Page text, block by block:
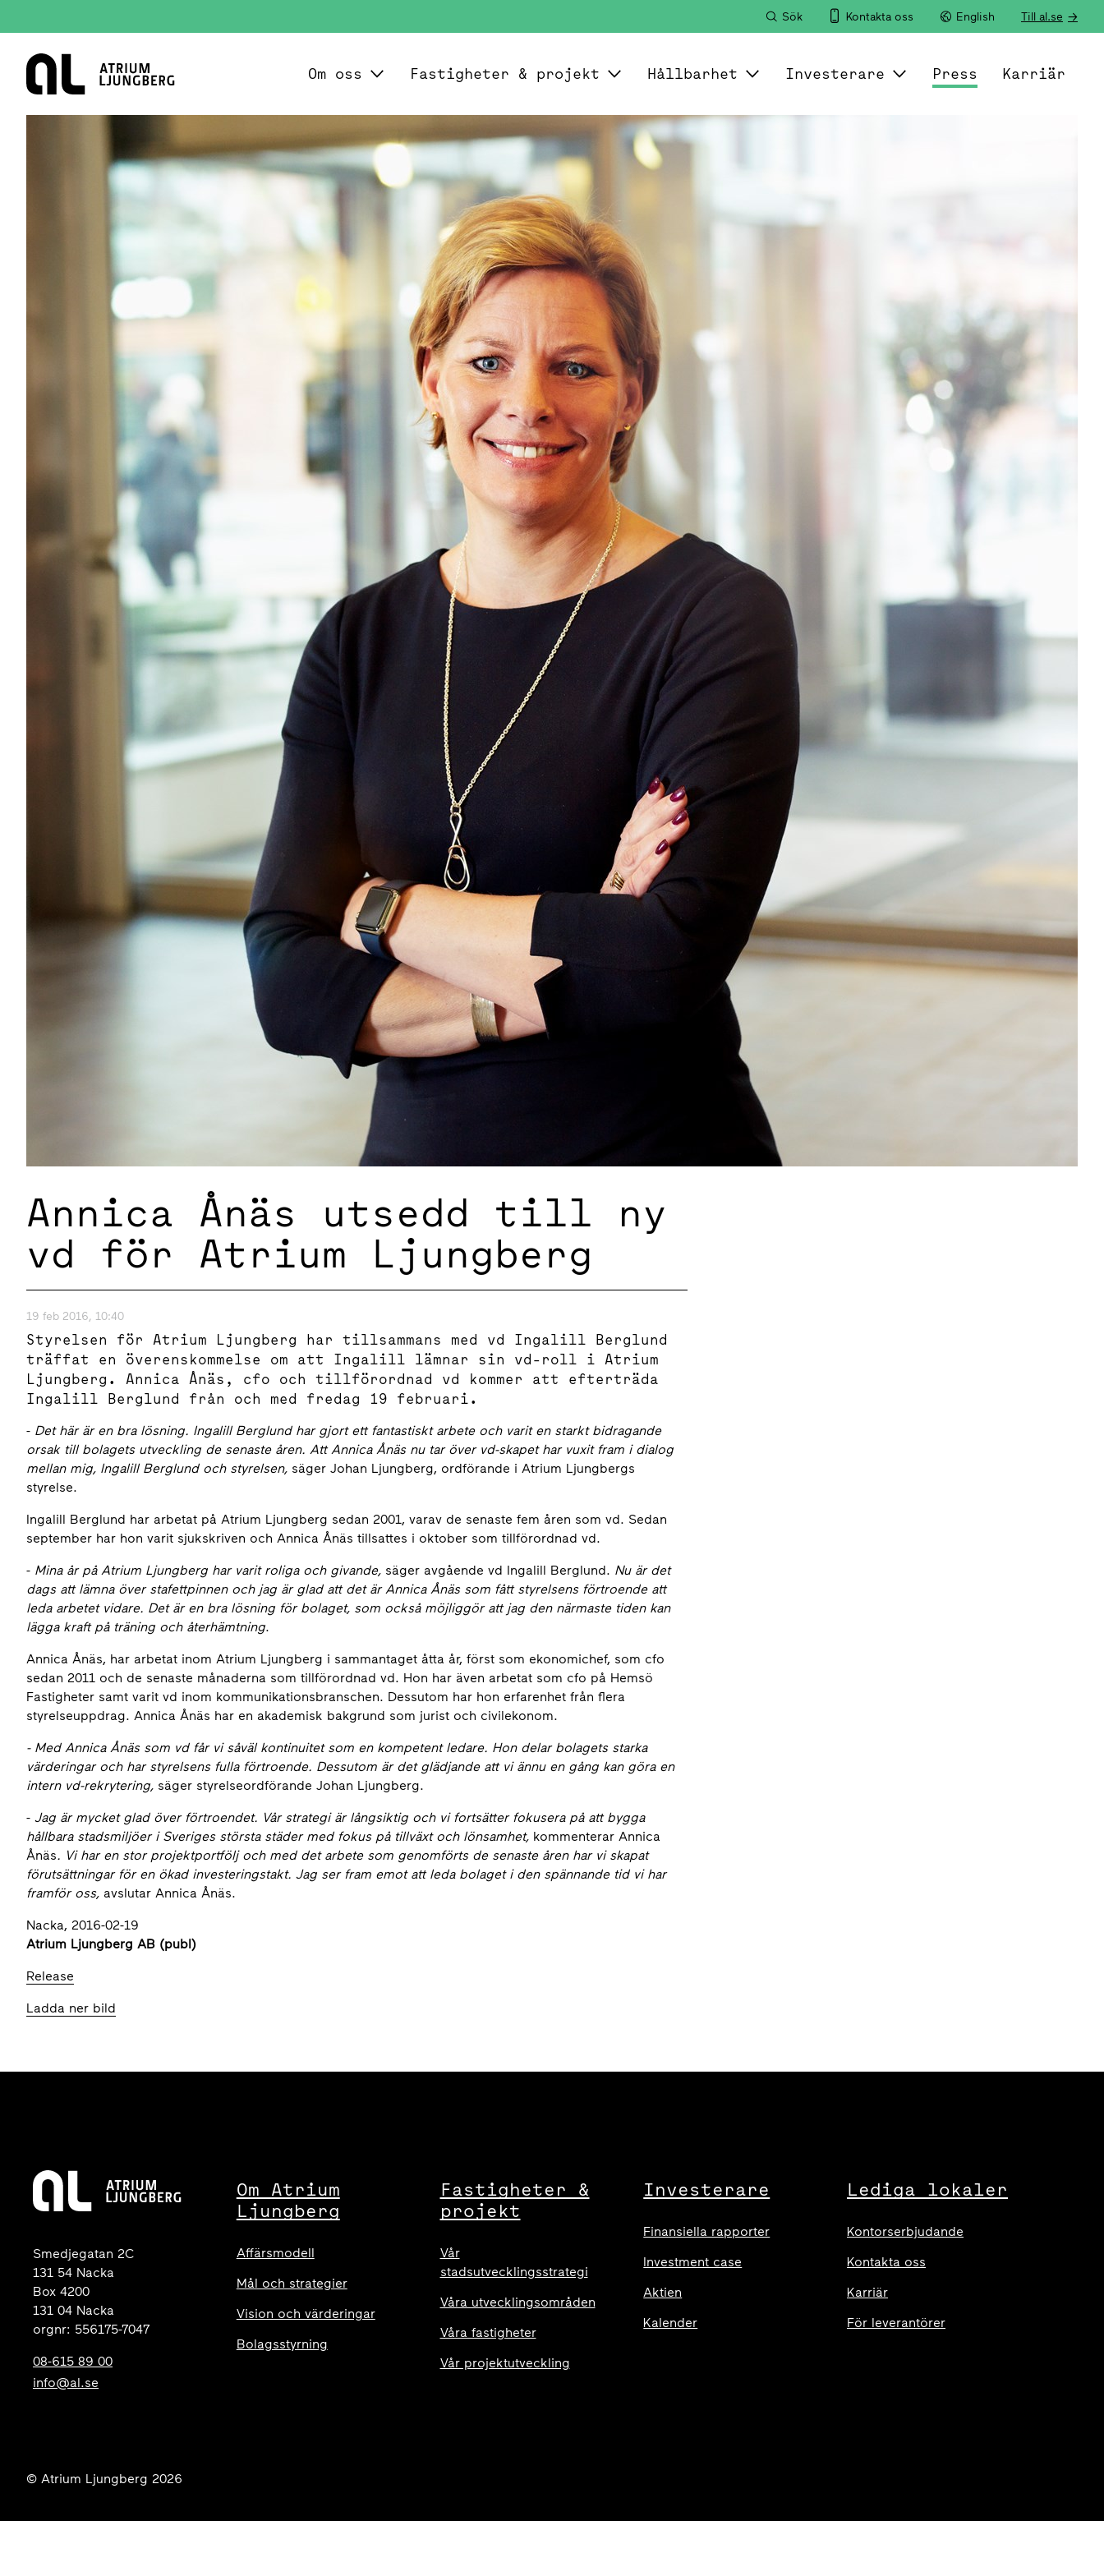
Sök Kontakta oss English Till al.se
Hem
Om oss Fastigheter & projekt Hållbarhet Investerare Press Karriär
Annica Ånäs utsedd till ny
vd för Atrium Ljungberg
19 feb 2016, 10:40
Styrelsen för Atrium Ljungberg har tillsammans med vd Ingalill Berglund
träffat en överenskommelse om att Ingalill lämnar sin vd-roll i Atrium
Ljungberg. Annica Ånäs, cfo och tillförordnad vd kommer att efterträda
Ingalill Berglund från och med fredag 19 februari.
- Det här är en bra lösning. Ingalill Berglund har gjort ett fantastiskt arbete och varit en starkt bidragande
orsak till bolagets utveckling de senaste åren. Att Annica Ånäs nu tar över vd-skapet har vuxit fram i dialog
mellan mig, Ingalill Berglund och styrelsen, säger Johan Ljungberg, ordförande i Atrium Ljungbergs
styrelse.
Ingalill Berglund har arbetat på Atrium Ljungberg sedan 2001, varav de senaste fem åren som vd. Sedan
september har hon varit sjukskriven och Annica Ånäs tillsattes i oktober som tillförordnad vd.
- Mina år på Atrium Ljungberg har varit roliga och givande, säger avgående vd Ingalill Berglund. Nu är det
dags att lämna över stafettpinnen och jag är glad att det är Annica Ånäs som fått styrelsens förtroende att
leda arbetet vidare. Det är en bra lösning för bolaget, som också möjliggör att jag den närmaste tiden kan
lägga kraft på träning och återhämtning.
Annica Ånäs, har arbetat inom Atrium Ljungberg i sammantaget åtta år, först som ekonomichef, som cfo
sedan 2011 och de senaste månaderna som tillförordnad vd. Hon har även arbetat som cfo på Hemsö
Fastigheter samt varit vd inom kommunikationsbranschen. Dessutom har hon erfarenhet från flera
styrelseuppdrag. Annica Ånäs har en akademisk bakgrund som jurist och civilekonom.
- Med Annica Ånäs som vd får vi såväl kontinuitet som en kompetent ledare. Hon delar bolagets starka
värderingar och har styrelsens fulla förtroende. Dessutom är det glädjande att vi ännu en gång kan göra en
intern vd-rekrytering, säger styrelseordförande Johan Ljungberg.
- Jag är mycket glad över förtroendet. Vår strategi är långsiktig och vi fortsätter fokusera på att bygga
hållbara stadsmiljöer i Sveriges största städer med fokus på tillväxt och lönsamhet, kommenterar Annica
Ånäs. Vi har en stor projektportfölj och med det arbete som genomförts de senaste åren har vi skapat
förutsättningar för en ökad investeringstakt. Jag ser fram emot att leda bolaget i den spännande tid vi har
framför oss, avslutar Annica Ånäs.
Nacka, 2016-02-19
Atrium Ljungberg AB (publ)
Release
Ladda ner bild
Smedjegatan 2C
131 54 Nacka
Box 4200
131 04 Nacka
orgnr: 556175-7047
08-615 89 00
info@al.se
Om Atrium
Ljungberg
Affärsmodell
Mål och strategier
Vision och värderingar
Bolagsstyrning
Fastigheter &
projekt
Vår
stadsutvecklingsstrategi
Våra utvecklingsområden
Våra fastigheter
Vår projektutveckling
Investerare
Finansiella rapporter
Investment case
Aktien
Kalender
Lediga lokaler
Kontorserbjudande
Kontakta oss
Karriär
För leverantörer
© Atrium Ljungberg 2026